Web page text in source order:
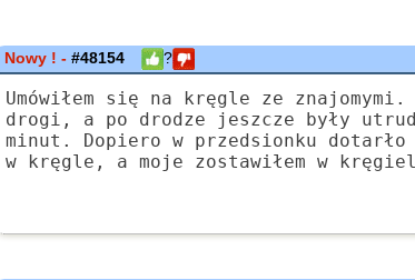
Nowy ! -#48154 ?
Umówiłem się na kręgle ze
drogi, a po drodze jeszcze były
minut. Dopiero w przedsionku
w kręgle, a moje zostawiłem w